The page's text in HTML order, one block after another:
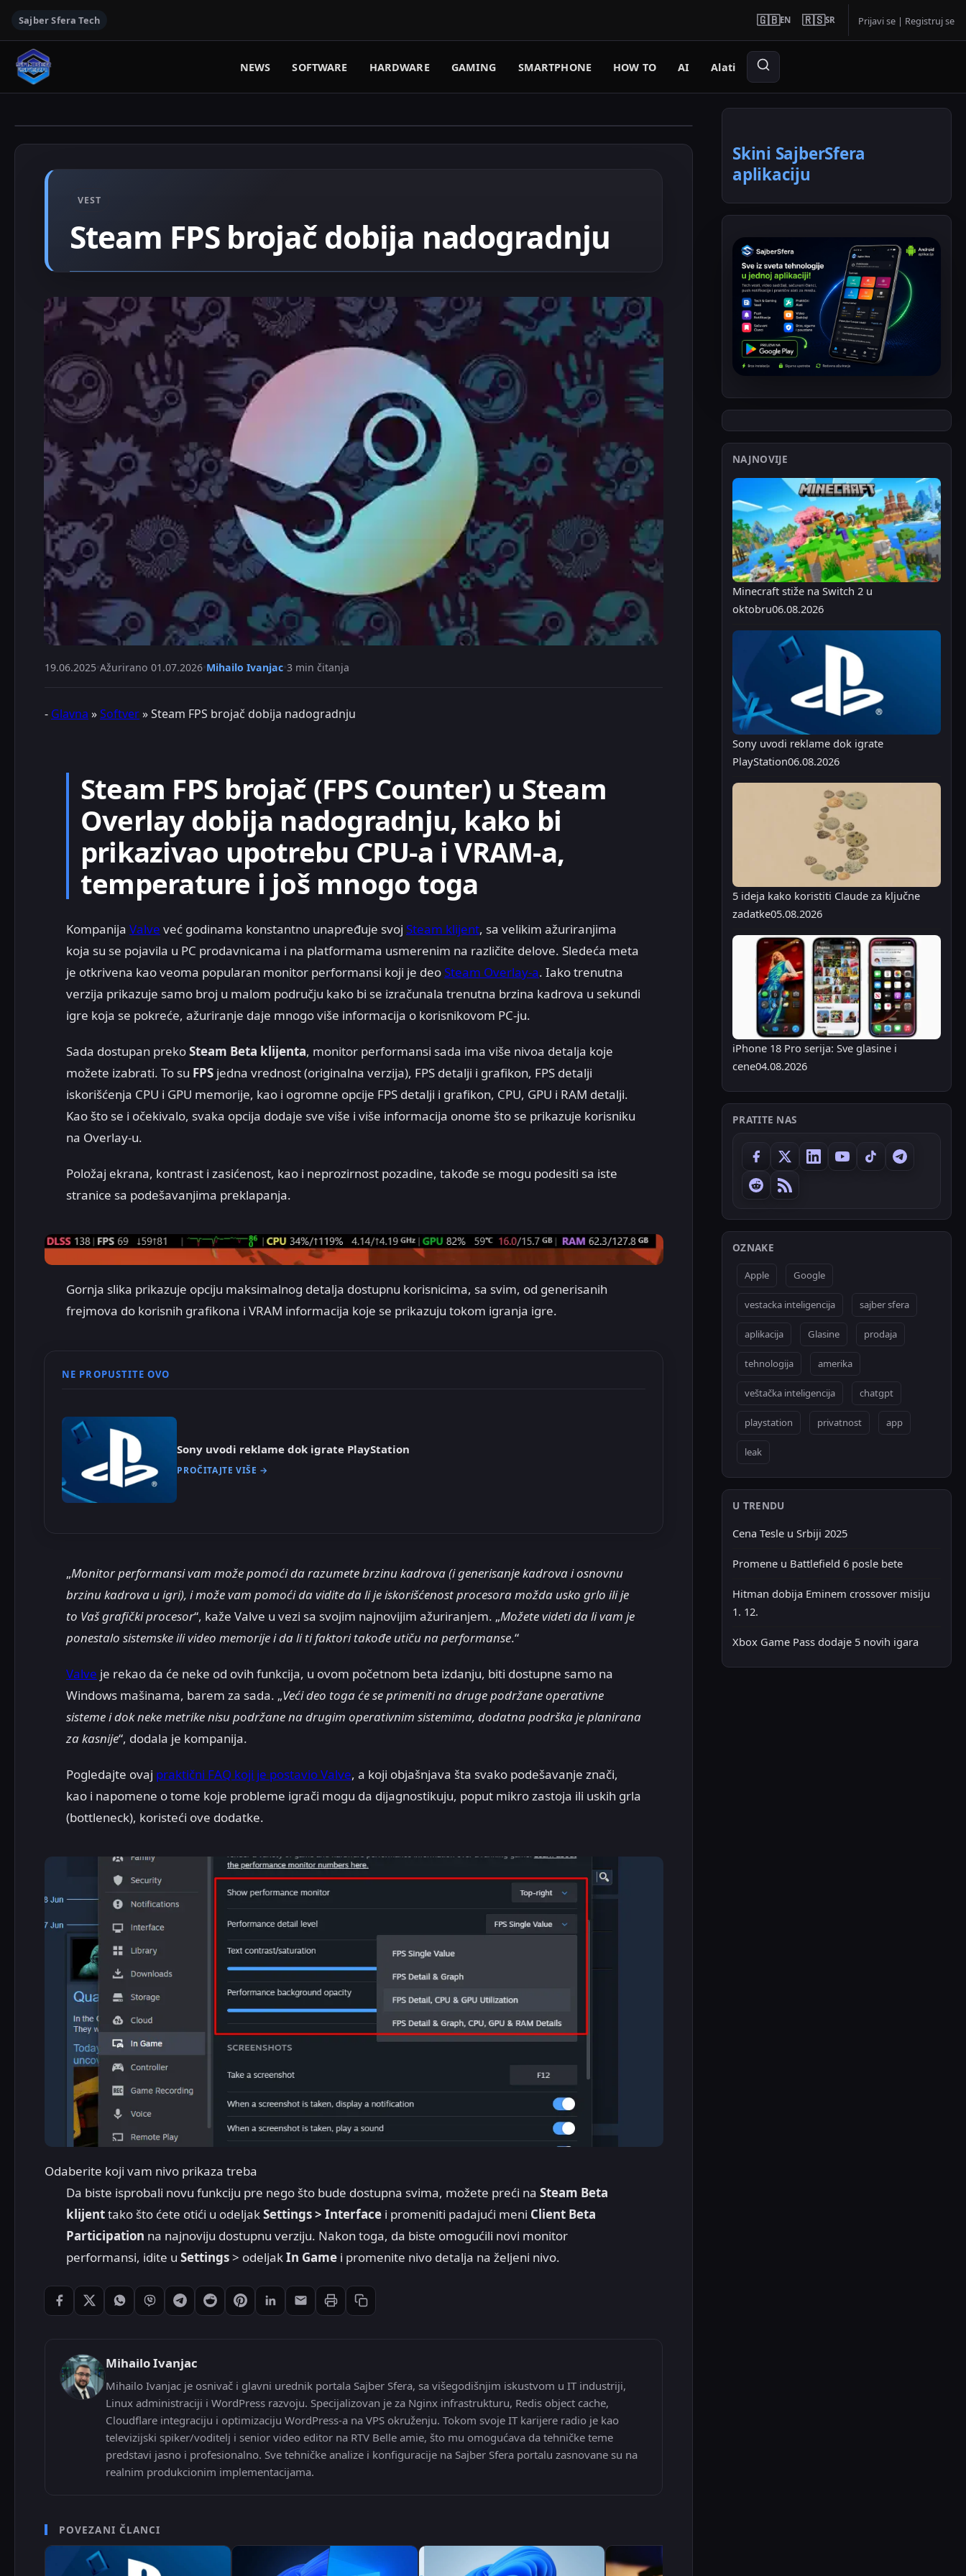
Sajber Sfera Tech 🇬🇧EN 🇷🇸SR Prijavi se | Registruj se
NEWS SOFTWARE HARDWARE GAMING SMARTPHONE HOW TO AI Alati
VEST
Steam FPS brojač dobija nadogradnju
19.06.2025 Ažurirano 01.07.2026 Mihailo Ivanjac 3 min čitanja
- Glavna »Softver»Steam FPS brojač dobija nadogradnju
Steam FPS brojač (FPS Counter) u Steam
Overlay dobija nadogradnju, kako bi
prikazivao upotrebu CPU-a i VRAM-a,
temperature i još mnogo toga
Kompanija Valve već godinama konstantno unapređuje svoj Steam klijent, sa velikim ažuriranjima
koja su se pojavila u PC prodavnicama i na platformama usmerenim na različite delove. Sledeća meta
je otkrivena kao veoma popularan monitor performansi koji je deoSteam Overlay-a. Iako trenutna
verzija prikazuje samo broj u malom području kako bi se izračunala trenutna brzina kadrova u sekundi
igre koja se pokreće, ažuriranje daje mnogo više informacija o korisnikovom PC-ju.
Sada dostupan prekoSteam Beta klijenta, monitor performansi sada ima više nivoa detalja koje
možete izabrati. To su FPS jedna vrednost (originalna verzija), FPS detalji i grafikon, FPS detalji
iskorišćenja CPU i GPU memorije, kao i ogromne opcije FPS detalji i grafikon, CPU, GPU i RAM detalji.
Kao što se i očekivalo, svaka opcija dodaje sve više i više informacija onome što se prikazuje korisniku
na Overlay-u.
Položaj ekrana, kontrast i zasićenost, kao i neprozirnost pozadine, takođe se mogu podesiti sa iste
stranice sa podešavanjima preklapanja.
Gornja slika prikazuje opciju maksimalnog detalja dostupnu korisnicima, sa svim, od generisanih
frejmova do korisnih grafikona i VRAM informacija koje se prikazuju tokom igranja igre.
NE PROPUSTITE OVO
Sony uvodi reklame dok igrate PlayStation
PROČITAJTE VIŠE →
„Monitor performansi vam može pomoći da razumete brzinu kadrova (i generisanje kadrova i osnovnu
brzinu kadrova u igri), i može vam pomoći da vidite da li je iskorišćenost procesora možda usko grlo ili je
to Vaš grafički procesor“, kaže Valve u vezi sa svojim najnovijim ažuriranjem. „Možete videti da li vam je
ponestalo sistemske ili video memorije i da li ti faktori takođe utiču na performanse.“
Valve je rekao da će neke od ovih funkcija, u ovom početnom beta izdanju, biti dostupne samo na
Windows mašinama, barem za sada. „Veći deo toga će se primeniti na druge podržane operativne
sisteme i dok neke metrike nisu podržane na drugim operativnim sistemima, dodatna podrška je planirana
za kasnije“, dodala je kompanija.
Pogledajte ovaj praktični FAQ koji je postavio Valve, a koji objašnjava šta svako podešavanje znači,
kao i napomene o tome koje probleme igrači mogu da dijagnostikuju, poput mikro zastoja ili uskih grla
(bottleneck), koristeći ove dodatke.
Odaberite koji vam nivo prikaza treba
Da biste isprobali novu funkciju pre nego što bude dostupna svima, možete preći na Steam Beta
klijenttako što ćete otići u odeljakSettings > Interface i promeniti padajući meni Client Beta
Participation na najnoviju dostupnu verziju. Nakon toga, da biste omogućili novi monitor
performansi, idite u Settings> odeljakIn Game i promenite nivo detalja na željeni nivo.
Podeli: Facebook
Podeli: XPodeli: WhatsApp
Podeli: Viber
Podeli: Telegram
Podeli: Reddit
Podeli: Pinterest
Podeli: LinkedIn
Podeli: Email
Štampaj članak
Kopiraj link
Mihailo Ivanjac
Mihailo Ivanjac je osnivač i glavni urednik portala Sajber Sfera, sa višegodišnjim iskustvom u IT industriji,
Linux administraciji i WordPress razvoju. Specijalizovan je za Nginx infrastrukturu, Redis object cache,
Cloudflare integraciju i optimizaciju WordPress-a na VPS okruženju. Tokom svoje IT karijere radio je kao
televizijski spiker/voditelj i senior video editor na RTV Belle amie, što mu omogućava da tehničke teme
predstavi jasno i profesionalno. Sve tehničke analize i konfiguracije na Sajber Sfera portalu zasnovane su na
realnim produkcionim implementacijama.
POVEZANI ČLANCI
Skini SajberSfera
aplikaciju
NAJNOVIJE
Minecraft stiže na Switch 2 u
oktobru06.08.2026
Sony uvodi reklame dok igrate
PlayStation06.08.2026
5 ideja kako koristiti Claude za ključne
zadatke05.08.2026
iPhone 18 Pro serija: Sve glasine i
cene04.08.2026
PRATITE NAS
OZNAKE
Apple Google
vestacka inteligencija sajber sfera
aplikacija Glasine prodaja
tehnologija amerika
veštačka inteligencija chatgpt
playstation privatnost app
leak
U TRENDU
Cena Tesle u Srbiji 2025
Promene u Battlefield 6 posle bete
Hitman dobija Eminem crossover misiju
1. 12.
Xbox Game Pass dodaje 5 novih igara